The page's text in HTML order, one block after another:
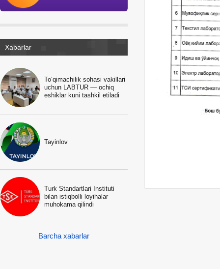
Xabarlar
To‘qimachilik sohasi vakillari
uchun LABTUR — ochiq
eshiklar kuni tashkil etiladi
Tayinlov
Turk Standartlari Instituti
bilan istiqbolli loyihalar
muhokama qilindi
Barcha xabarlar